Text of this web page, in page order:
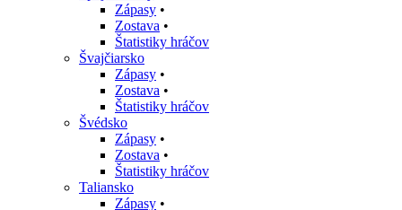
Zápasy •
Zostava •
Štatistiky hráčov
Švajčiarsko
Zápasy •
Zostava •
Štatistiky hráčov
Švédsko
Zápasy •
Zostava •
Štatistiky hráčov
Taliansko
Zápasy •